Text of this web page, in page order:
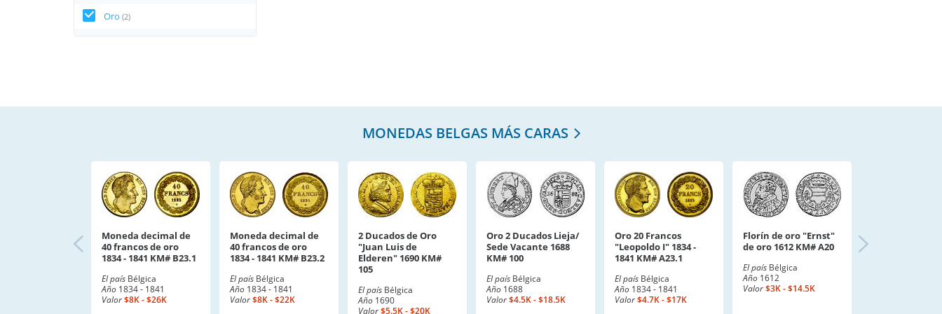
Oro (2)
MONEDAS BELGAS MÁS CARAS
Moneda decimal de
40 francos de oro
1834 - 1841 KM# B23.1
El país Bélgica
Año 1834 - 1841
Valor$8K - $26K
Moneda decimal de
40 francos de oro
1834 - 1841 KM# B23.2
El país Bélgica
Año 1834 - 1841
Valor$8K - $22K
2 Ducados de Oro
"Juan Luis de
Elderen" 1690 KM#
105
El país Bélgica
Año 1690
Valor$5.5K - $20K
Oro 2 Ducados Lieja/
Sede Vacante 1688
KM# 100
El país Bélgica
Año 1688
Valor$4.5K - $18.5K
Oro 20 Francos
"Leopoldo I" 1834 -
1841 KM# A23.1
El país Bélgica
Año 1834 - 1841
Valor$4.7K - $17K
Florín de oro "Ernst"
de oro 1612 KM# A20
El país Bélgica
Año 1612
Valor$3K - $14.5K